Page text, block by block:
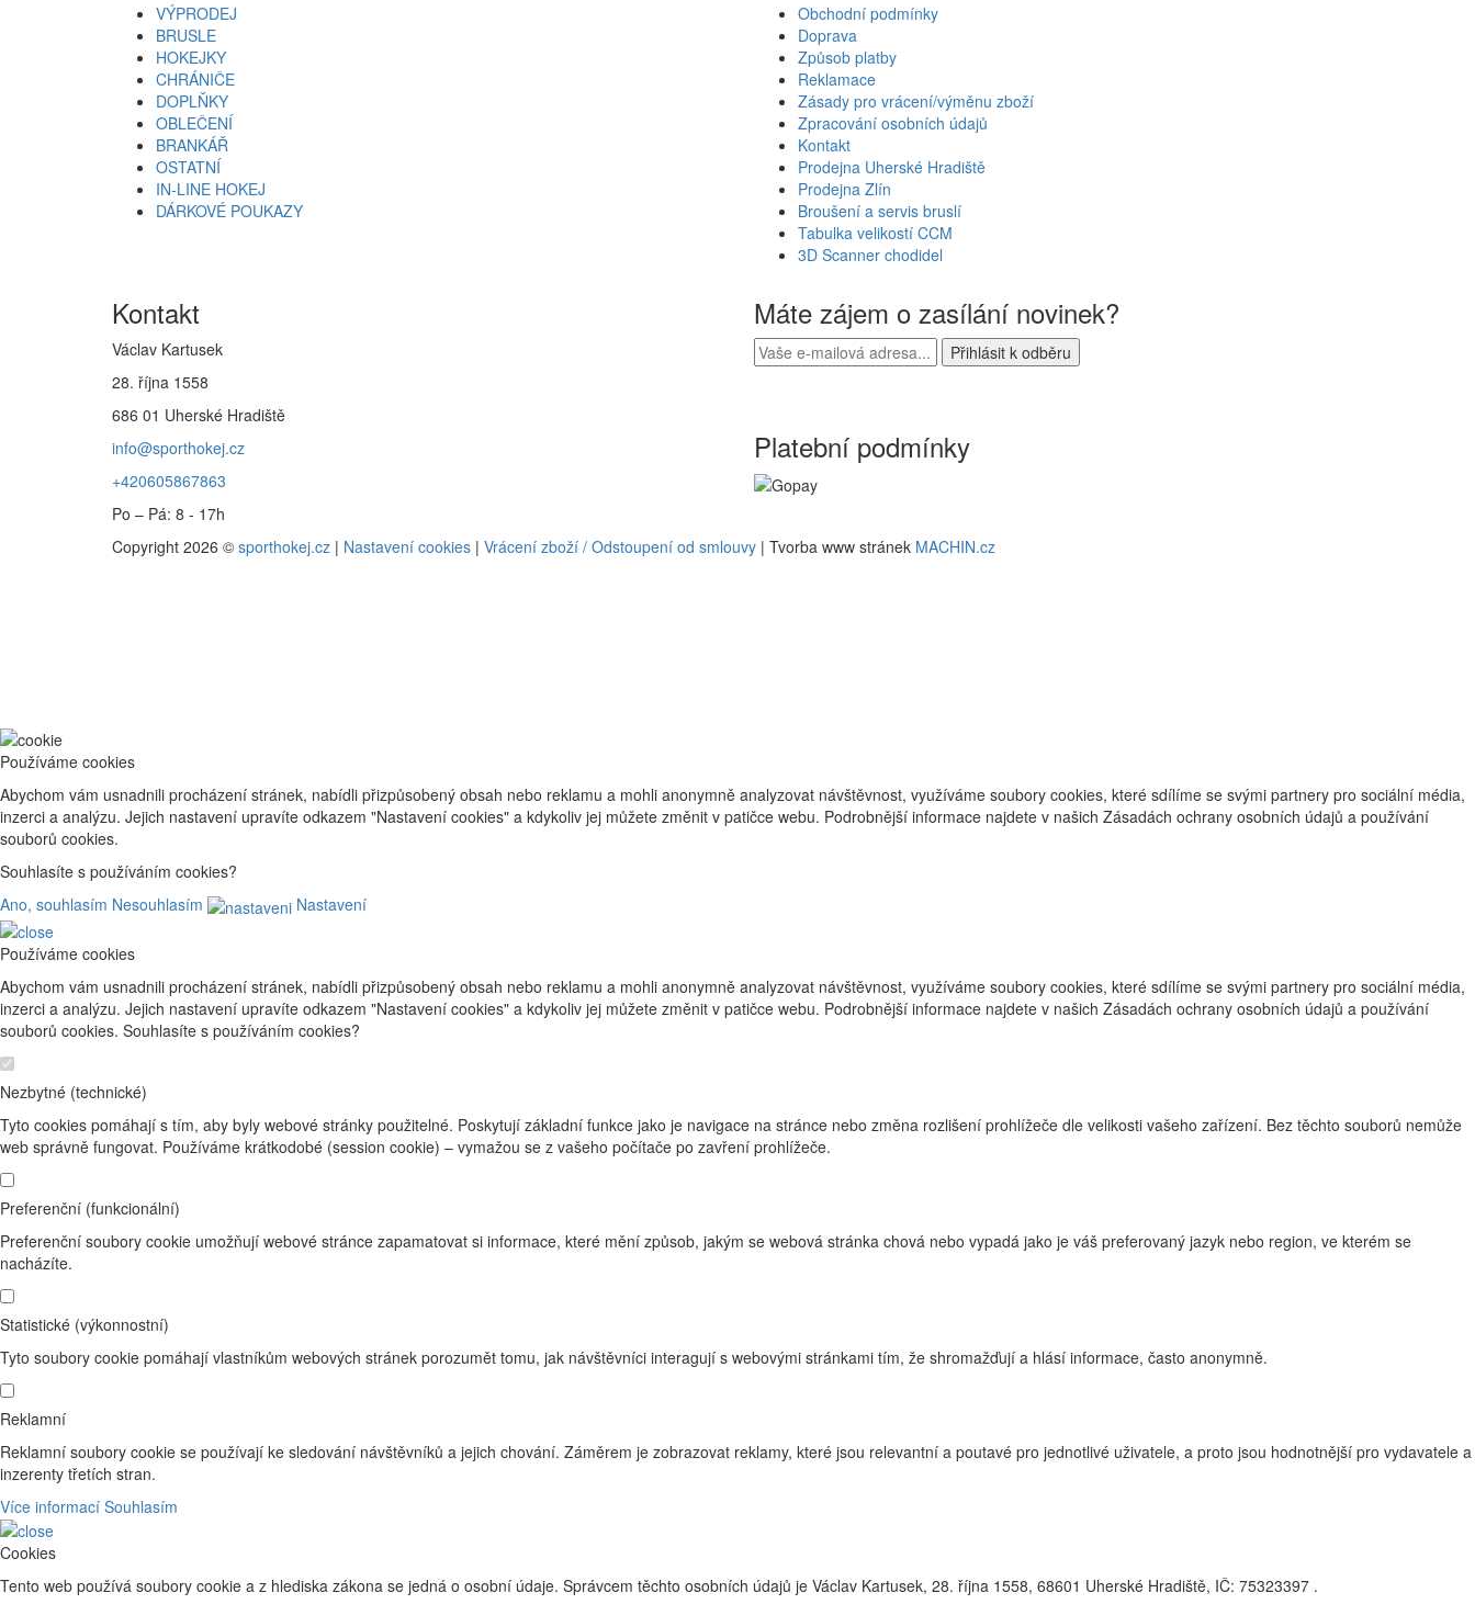
VÝPRODEJ
BRUSLE
HOKEJKY
CHRÁNIČE
DOPLŇKY
OBLEČENÍ
BRANKÁŘ
OSTATNÍ
IN-LINE HOKEJ
DÁRKOVÉ POUKAZY
Obchodní podmínky
Doprava
Způsob platby
Reklamace
Zásady pro vrácení/výměnu zboží
Zpracování osobních údajů
Kontakt
Prodejna Uherské Hradiště
Prodejna Zlín
Broušení a servis bruslí
Tabulka velikostí CCM
3D Scanner chodidel
Kontakt
Václav Kartusek
28. října 1558
686 01 Uherské Hradiště
info@sporthokej.cz
+420605867863
Po – Pá: 8 - 17h
Máte zájem o zasílání novinek?
Platební podmínky
Copyright 2026 © sporthokej.cz | Nastavení cookies | Vrácení zboží / Odstoupení od smlouvy | Tvorba www stránek MACHIN.cz
Používáme cookies
Abychom vám usnadnili procházení stránek, nabídli přizpůsobený obsah nebo reklamu a mohli anonymně analyzovat návštěvnost, využíváme soubory cookies, které sdílíme se svými partnery pro sociální média,
inzerci a analýzu. Jejich nastavení upravíte odkazem "Nastavení cookies" a kdykoliv jej můžete změnit v patičce webu. Podrobnější informace najdete v našich Zásadách ochrany osobních údajů a používání
souborů cookies.
Souhlasíte s používáním cookies?
Ano, souhlasím Nesouhlasím Nastavení
Používáme cookies
Abychom vám usnadnili procházení stránek, nabídli přizpůsobený obsah nebo reklamu a mohli anonymně analyzovat návštěvnost, využíváme soubory cookies, které sdílíme se svými partnery pro sociální média,
inzerci a analýzu. Jejich nastavení upravíte odkazem "Nastavení cookies" a kdykoliv jej můžete změnit v patičce webu. Podrobnější informace najdete v našich Zásadách ochrany osobních údajů a používání
souborů cookies. Souhlasíte s používáním cookies?
Nezbytné (technické)
Tyto cookies pomáhají s tím, aby byly webové stránky použitelné. Poskytují základní funkce jako je navigace na stránce nebo změna rozlišení prohlížeče dle velikosti vašeho zařízení. Bez těchto souborů nemůže
web správně fungovat. Používáme krátkodobé (session cookie) – vymažou se z vašeho počítače po zavření prohlížeče.
Preferenční (funkcionální)
Preferenční soubory cookie umožňují webové stránce zapamatovat si informace, které mění způsob, jakým se webová stránka chová nebo vypadá jako je váš preferovaný jazyk nebo region, ve kterém se
nacházíte.
Statistické (výkonnostní)
Tyto soubory cookie pomáhají vlastníkům webových stránek porozumět tomu, jak návštěvníci interagují s webovými stránkami tím, že shromažďují a hlásí informace, často anonymně.
Reklamní
Reklamní soubory cookie se používají ke sledování návštěvníků a jejich chování. Záměrem je zobrazovat reklamy, které jsou relevantní a poutavé pro jednotlivé uživatele, a proto jsou hodnotnější pro vydavatele a
inzerenty třetích stran.
Více informací Souhlasím
Cookies
Tento web používá soubory cookie a z hlediska zákona se jedná o osobní údaje. Správcem těchto osobních údajů je Václav Kartusek, 28. října 1558, 68601 Uherské Hradiště, IČ: 75323397 .